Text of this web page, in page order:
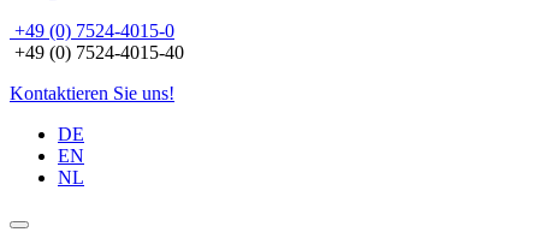
+49 (0) 7524-4015-0
+49 (0) 7524-4015-40
Kontaktieren Sie uns!
DE
EN
NL